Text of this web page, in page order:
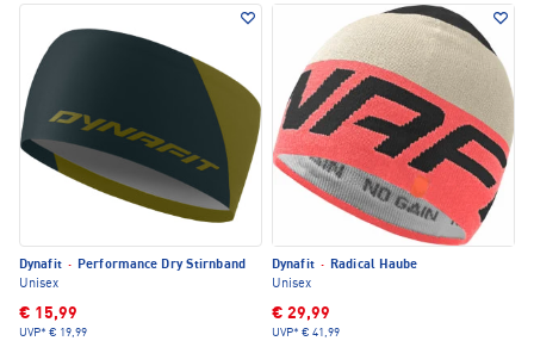
Dynafit · Performance Dry Stirnband
Unisex
€ 15,99
UVP* € 19,99
Dynafit · Radical Haube
Unisex
€ 29,99
UVP* € 41,99